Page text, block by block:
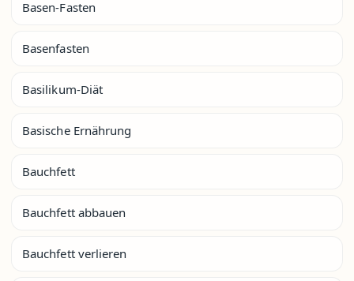
Basen-Fasten
Basenfasten
Basilikum-Diät
Basische Ernährung
Bauchfett
Bauchfett abbauen
Bauchfett verlieren